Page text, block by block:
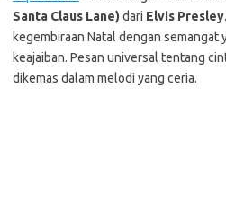
Santa Claus Lane) dari Elvis Presley
kegembiraan Natal dengan semangat
keajaiban. Pesan universal tentang
dikemas dalam melodi yang ceria.